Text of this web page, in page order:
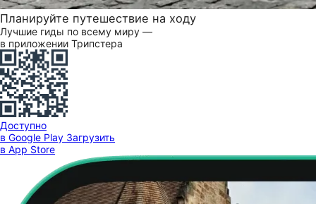
Планируйте путешествие на ходу
Лучшие гиды по всему миру —
в приложении Трипстера
Доступно
в Google Play Загрузить
в App Store